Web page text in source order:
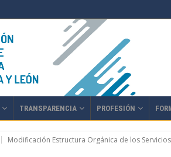
TRANSPARENCIA PROFESIÓN
Modificación Estructura Orgánica de los